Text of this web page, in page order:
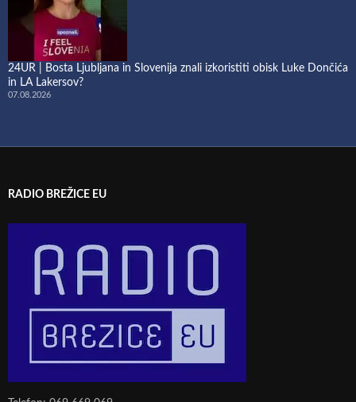
24UR | Bosta Ljubljana in Slovenija znali izkoristiti obisk Luke Dončića
in LA Lakersov?
07.08.2026
RADIO BREŽICE EU